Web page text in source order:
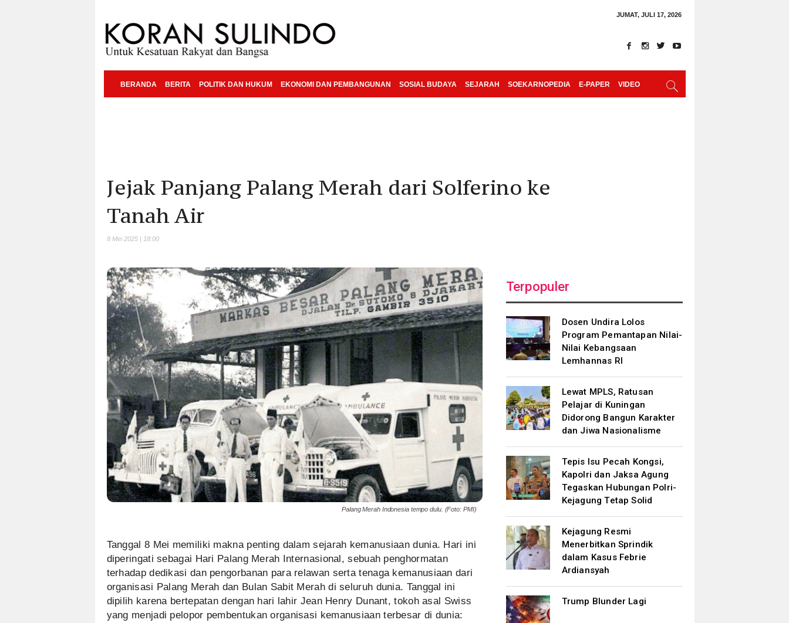
JUMAT, JULI 17, 2026
BERANDA BERITA POLITIK DAN HUKUM EKONOMI DAN PEMBANGUNAN SOSIAL BUDAYA SEJARAH SOEKARNOPEDIA E-PAPER VIDEO
Jejak Panjang Palang Merah dari Solferino ke
Tanah Air
8 Mei 2025 | 18:00
Palang Merah Indonesia tempo dulu. (Foto: PMI)
Tanggal 8 Mei memiliki makna penting dalam sejarah kemanusiaan dunia. Hari ini
diperingati sebagai Hari Palang Merah Internasional, sebuah penghormatan
terhadap dedikasi dan pengorbanan para relawan serta tenaga kemanusiaan dari
organisasi Palang Merah dan Bulan Sabit Merah di seluruh dunia. Tanggal ini
dipilih karena bertepatan dengan hari lahir Jean Henry Dunant, tokoh asal Swiss
yang menjadi pelopor pembentukan organisasi kemanusiaan terbesar di dunia:
Terpopuler
Dosen Undira Lolos
Program Pemantapan Nilai-
Nilai Kebangsaan
Lemhannas RI
Lewat MPLS, Ratusan
Pelajar di Kuningan
Didorong Bangun Karakter
dan Jiwa Nasionalisme
Tepis Isu Pecah Kongsi,
Kapolri dan Jaksa Agung
Tegaskan Hubungan Polri-
Kejagung Tetap Solid
Kejagung Resmi
Menerbitkan Sprindik
dalam Kasus Febrie
Ardiansyah
Trump Blunder Lagi